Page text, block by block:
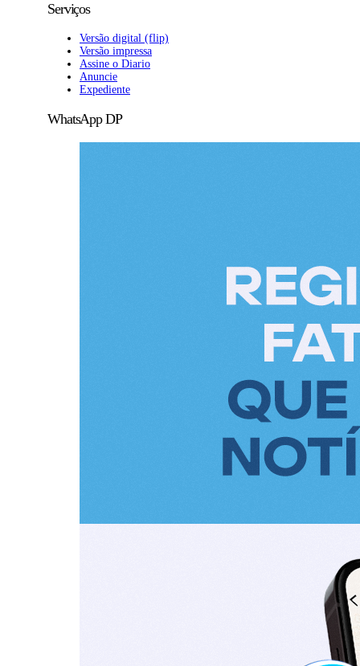
Serviços
Versão digital (flip)
Versão impressa
Assine o Diario
Anuncie
Expediente
WhatsApp DP